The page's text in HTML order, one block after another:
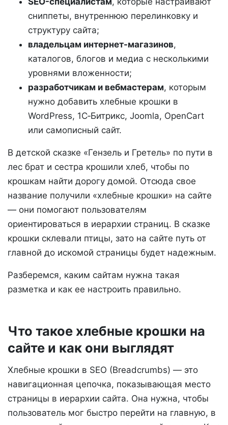
сниппеты, внутреннюю перелинковку и
структуру сайта;
владельцам интернет-магазинов,
каталогов, блогов и медиа с несколькими
уровнями вложенности;
разработчикам и вебмастерам, которым
нужно добавить хлебные крошки в
WordPress, 1С‑Битрикс, Joomla, OpenCart
или самописный сайт.
В детской сказке «Гензель и Гретель» по пути в
лес брат и сестра крошили хлеб, чтобы по
крошкам найти дорогу домой. Отсюда свое
название получили «хлебные крошки» на сайте
— они помогают пользователям
ориентироваться в иерархии страниц. В сказке
крошки склевали птицы, зато на сайте путь от
главной до искомой страницы будет надежным.
Разберемся, каким сайтам нужна такая
разметка и как ее настроить правильно.
Что такое хлебные крошки на
сайте и как они выглядят
Хлебные крошки в SEO (Breadcrumbs) — это
навигационная цепочка, показывающая место
страницы в иерархии сайта. Она нужна, чтобы
пользователь мог быстро перейти на главную, в